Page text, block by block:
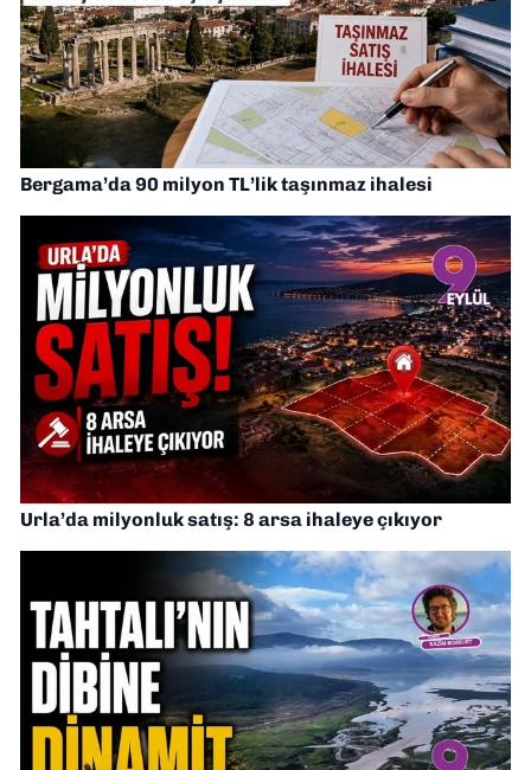
Bergama’da 90 milyon TL’lik taşınmaz ihalesi
Urla’da milyonluk satış: 8 arsa ihaleye çıkıyor